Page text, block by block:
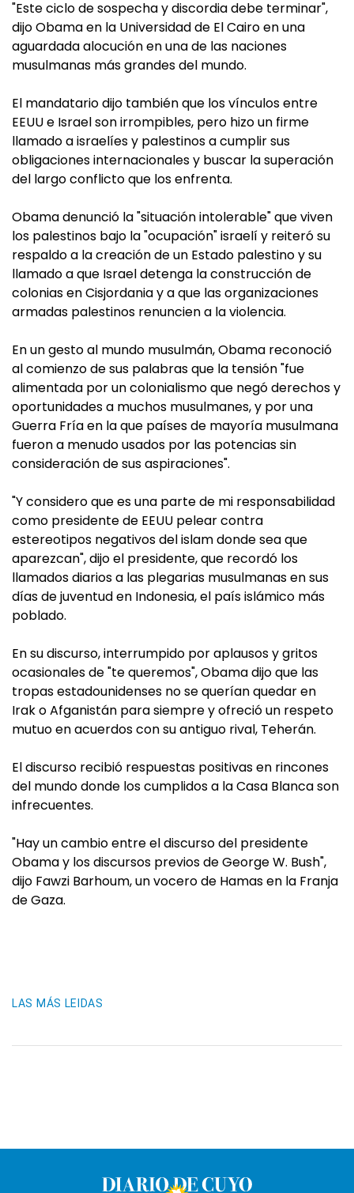
"Este ciclo de sospecha y discordia debe terminar",
dijo Obama en la Universidad de El Cairo en una
aguardada alocución en una de las naciones
musulmanas más grandes del mundo.
El mandatario dijo también que los vínculos entre
EEUU e Israel son irrompibles, pero hizo un firme
llamado a israelíes y palestinos a cumplir sus
obligaciones internacionales y buscar la superación
del largo conflicto que los enfrenta.
Obama denunció la "situación intolerable" que viven
los palestinos bajo la "ocupación" israelí y reiteró su
respaldo a la creación de un Estado palestino y su
llamado a que Israel detenga la construcción de
colonias en Cisjordania y a que las organizaciones
armadas palestinos renuncien a la violencia.
En un gesto al mundo musulmán, Obama reconoció
al comienzo de sus palabras que la tensión "fue
alimentada por un colonialismo que negó derechos y
oportunidades a muchos musulmanes, y por una
Guerra Fría en la que países de mayoría musulmana
fueron a menudo usados por las potencias sin
consideración de sus aspiraciones".
"Y considero que es una parte de mi responsabilidad
como presidente de EEUU pelear contra
estereotipos negativos del islam donde sea que
aparezcan", dijo el presidente, que recordó los
llamados diarios a las plegarias musulmanas en sus
días de juventud en Indonesia, el país islámico más
poblado.
En su discurso, interrumpido por aplausos y gritos
ocasionales de "te queremos", Obama dijo que las
tropas estadounidenses no se querían quedar en
Irak o Afganistán para siempre y ofreció un respeto
mutuo en acuerdos con su antiguo rival, Teherán.
El discurso recibió respuestas positivas en rincones
del mundo donde los cumplidos a la Casa Blanca son
infrecuentes.
"Hay un cambio entre el discurso del presidente
Obama y los discursos previos de George W. Bush",
dijo Fawzi Barhoum, un vocero de Hamas en la Franja
de Gaza.
LAS MÁS LEIDAS